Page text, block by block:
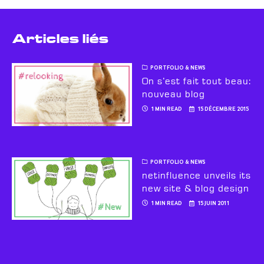
Articles liés
PORTFOLIO & NEWS
On s’est fait tout beau:
nouveau blog
1 MIN READ 15 DÉCEMBRE 2015
PORTFOLIO & NEWS
netinfluence unveils its
new site & blog design
1 MIN READ 15 JUIN 2011